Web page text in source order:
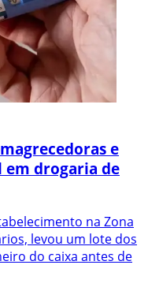
e
em drogaria de
na Zona
levou um lote dos
do caixa antes de